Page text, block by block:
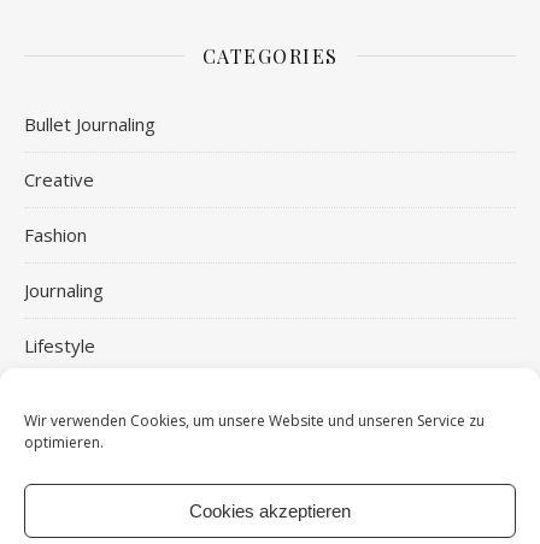
Wir verwenden Cookies, um unsere Website und unseren Service zu
optimieren.
Cookies akzeptieren
CATEGORIES
Bullet Journaling
Creative
Fashion
Journaling
Lifestyle
Ringplaner